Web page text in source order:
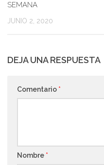
SEMANA
JUNIO 2, 2020
DEJA UNA RESPUESTA
Comentario *
Nombre *